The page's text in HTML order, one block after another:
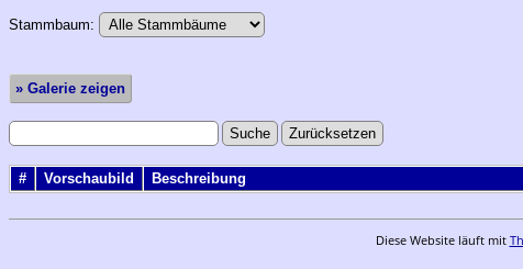
Stammbaum:
» Galerie zeigen
# Vorschaubild Beschreibung
Diese Website läuft mit